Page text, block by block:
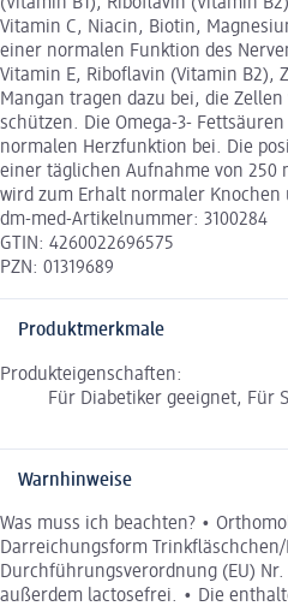
Vitamin C, Niacin, Biotin,
einer normalen Funktion des
Vitamin E, Riboflavin (Vitamin B2),
Mangan tragen dazu bei, die
schützen. Die Omega-3-
normalen Herzfunktion bei. Die
einer täglichen Aufnahme von 250
wird zum Erhalt normaler Knochen
dm-med-Artikelnummer: 3100284
GTIN: 4260022696575
PZN: 01319689
Produktmerkmale
Produkteigenschaften:
Für Diabetiker geeignet, Für
Warnhinweise
Was muss ich beachten? •
Darreichungsform
Durchführungsverordnung (EU)
außerdem lactosefrei. • Die